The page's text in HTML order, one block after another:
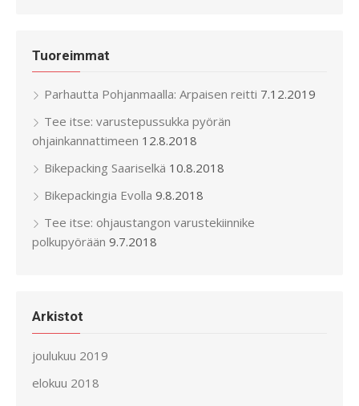
Tuoreimmat
Parhautta Pohjanmaalla: Arpaisen reitti 7.12.2019
Tee itse: varustepussukka pyörän
ohjainkannattimeen 12.8.2018
Bikepacking Saariselkä 10.8.2018
Bikepackingia Evolla 9.8.2018
Tee itse: ohjaustangon varustekiinnike
polkupyörään 9.7.2018
Arkistot
joulukuu 2019
elokuu 2018